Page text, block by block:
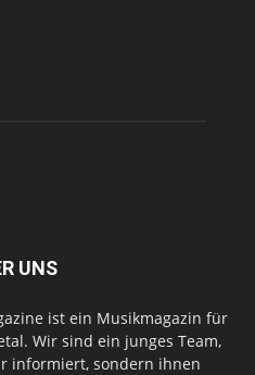
UNS
ist ein Musikmagazin für
Wir sind ein junges Team,
informiert, sondern ihnen